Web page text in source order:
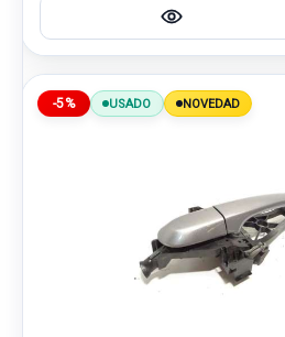
-5% USADO NOVEDAD